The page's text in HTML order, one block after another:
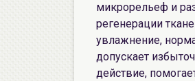
микрорельеф и
регенерации
увлажнение,
допускает
действие,